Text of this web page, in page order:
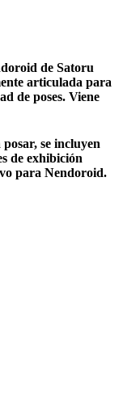
de Satoru
articulada para
de poses. Viene
se incluyen
de exhibición
para Nendoroid.